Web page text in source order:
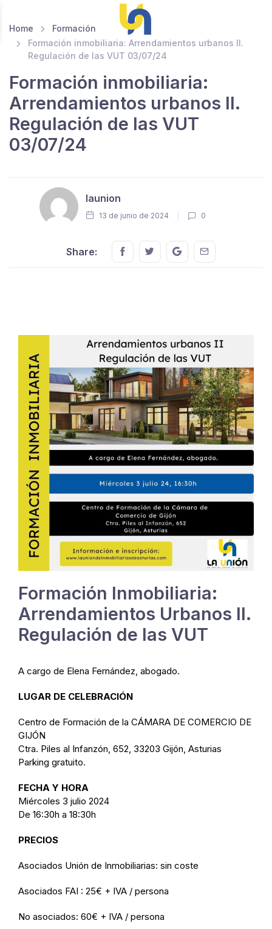
Home
Formación
Formación inmobiliaria: Arrendamientos urbanos II.
Regulación de las VUT 03/07/24
Formación inmobiliaria:
Arrendamientos urbanos II.
Regulación de las VUT
03/07/24
launion
13 de junio de 2024 0
Share: Share this on FaceBook
Share this on Twitter
Share this on GMail
Share this on
Formación Inmobiliaria:
Arrendamientos Urbanos II.
Regulación de las VUT
A cargo de Elena Fernández, abogado.
LUGAR DE CELEBRACIÓN
Centro de Formación de la CÁMARA DE COMERCIO DE
GIJÓN
Ctra. Piles al Infanzón, 652, 33203 Gijón, Asturias
Parking gratuito.
FECHA Y HORA
Miércoles 3 julio 2024
De 16:30h a 18:30h
PRECIOS
Asociados Unión de Inmobiliarias: sin coste
Asociados FAI : 25€ + IVA / persona
No asociados: 60€ + IVA / persona